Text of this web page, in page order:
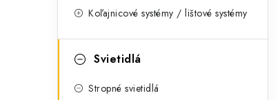
l
Koľajnicové systémy / lištové systémy
Svietidlá
Stropné svietidlá